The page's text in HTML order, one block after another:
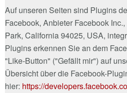
Auf unseren Seiten sind Plugins
Facebook, Anbieter Facebook
Park, California 94025, USA,
Plugins erkennen Sie an dem
"Like-Button" ("Gefällt mir") auf
Übersicht über die Facebook-
hier: https://